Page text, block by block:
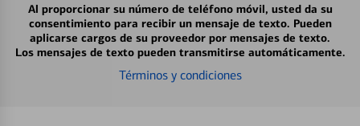
Al proporcionar su número de teléfono móvil, usted da su
consentimiento para recibir un mensaje de texto. Pueden
aplicarse cargos de su proveedor por mensajes de texto.
Los mensajes de texto pueden transmitirse automáticamente.
Términos y condiciones